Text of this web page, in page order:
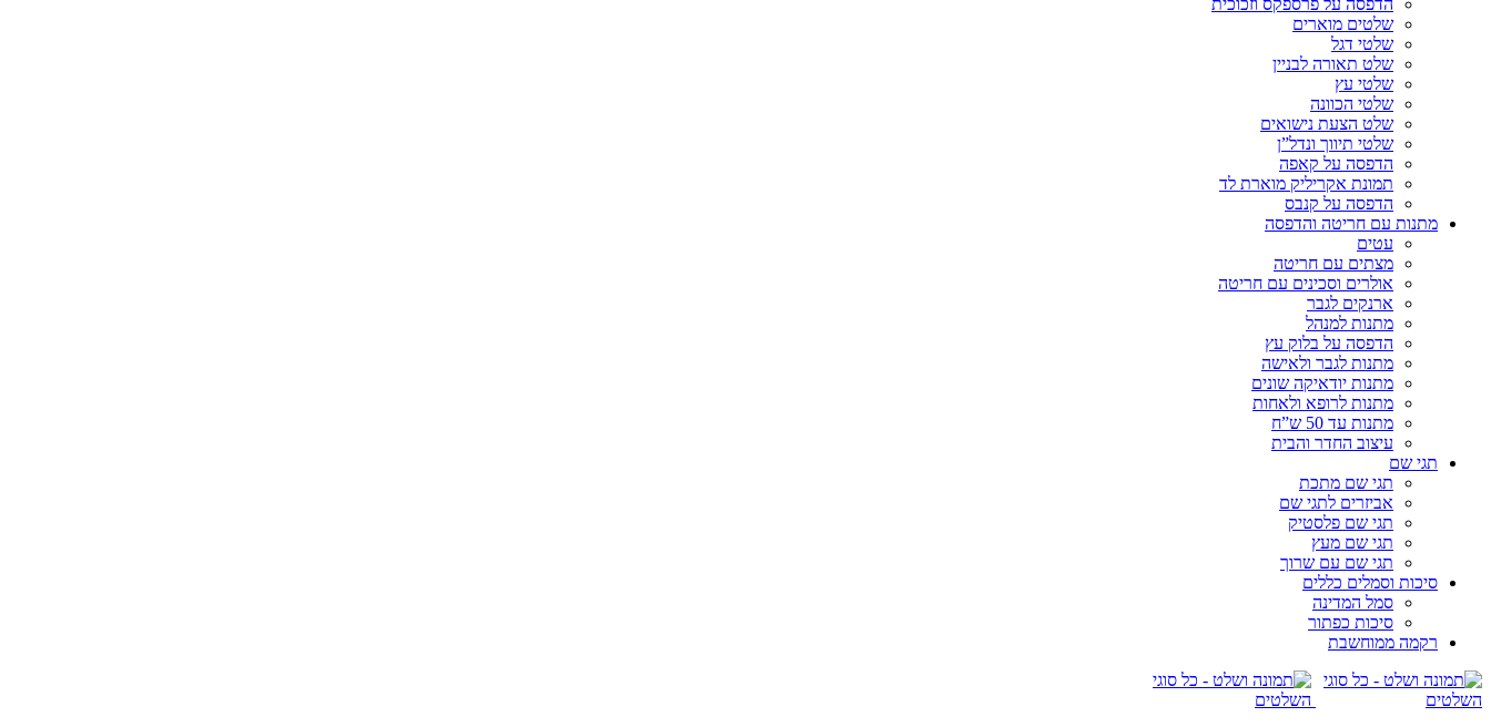
הדפסה על פרספקס וזכוכית
שלטים מוארים
שלטי דגל
שלט תאורה לבניין
שלטי עץ
שלטי הכוונה
שלט הצעת נישואים
שלטי תיווך ונדל”ן
הדפסה על קאפה
תמונת אקריליק מוארת לד
הדפסה על קנבס
מתנות עם חריטה והדפסה
עטים
מצתים עם חריטה
אולרים וסכינים עם חריטה
ארנקים לגבר
מתנות למנהל
הדפסה על בלוק עץ
מתנות לגבר ולאישה
מתנות יודאיקה שונים
מתנות לרופא ולאחות
מתנות עד 50 ש”ח
עיצוב החדר והבית
תגי שם
תגי שם מתכת
אביזרים לתגי שם
תגי שם פלסטיק
תגי שם מעץ
תגי שם עם שרוך
סיכות וסמלים כללים
סמל המדינה
סיכות כפתור
רקמה ממוחשבת